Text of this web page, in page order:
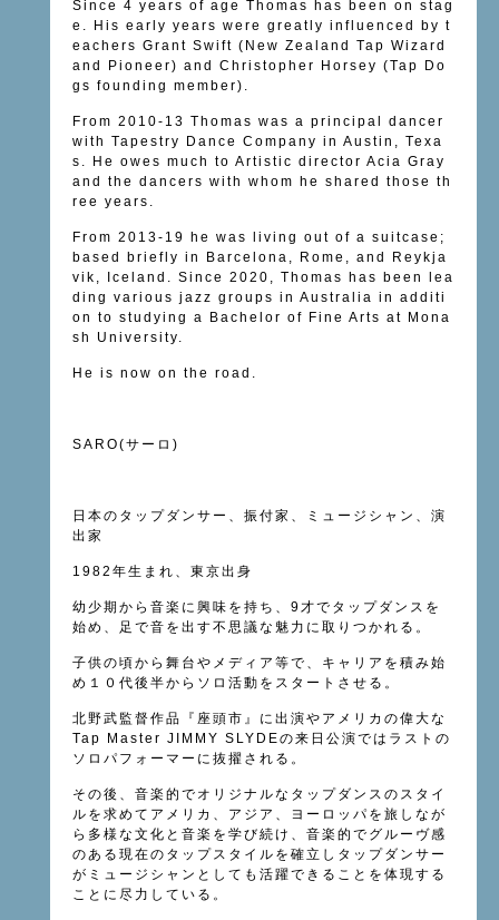
Since 4 years of age Thomas has been on stag
e. His early years were greatly influenced by t
eachers Grant Swift (New Zealand Tap Wizard
and Pioneer) and Christopher Horsey (Tap Do
gs founding member).
From 2010-13 Thomas was a principal dancer
with Tapestry Dance Company in Austin, Texa
s. He owes much to Artistic director Acia Gray
and the dancers with whom he shared those th
ree years.
From 2013-19 he was living out of a suitcase;
based briefly in Barcelona, Rome, and Reykja
vik, Iceland. Since 2020, Thomas has been lea
ding various jazz groups in Australia in additi
on to studying a Bachelor of Fine Arts at Mona
sh University.
He is now on the road.
SARO(サーロ)
日本のタップダンサー、振付家、ミュージシャン、演
出家
1982年生まれ、東京出身
幼少期から音楽に興味を持ち、9才でタップダンスを
始め、足で音を出す不思議な魅力に取りつかれる。
子供の頃から舞台やメディア等で、キャリアを積み始
め１０代後半からソロ活動をスタートさせる。
北野武監督作品『座頭市』に出演やアメリカの偉大な
Tap Master JIMMY SLYDEの来日公演ではラストの
ソロパフォーマーに抜擢される。
その後、音楽的でオリジナルなタップダンスのスタイ
ルを求めてアメリカ、アジア、ヨーロッパを旅しなが
ら多様な文化と音楽を学び続け、音楽的でグルーヴ感
のある現在のタップスタイルを確立しタップダンサー
がミュージシャンとしても活躍できることを体現する
ことに尽力している。